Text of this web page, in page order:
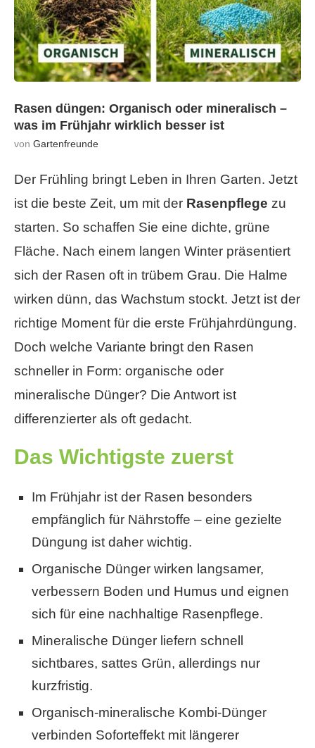
Rasen düngen: Organisch oder mineralisch –
was im Frühjahr wirklich besser ist
von Gartenfreunde
Der Frühling bringt Leben in Ihren Garten. Jetzt
ist die beste Zeit, um mit der Rasenpflege zu
starten. So schaffen Sie eine dichte, grüne
Fläche. Nach einem langen Winter präsentiert
sich der Rasen oft in trübem Grau. Die Halme
wirken dünn, das Wachstum stockt. Jetzt ist der
richtige Moment für die erste Frühjahrdüngung.
Doch welche Variante bringt den Rasen
schneller in Form: organische oder
mineralische Dünger? Die Antwort ist
differenzierter als oft gedacht.
Das Wichtigste zuerst
Im Frühjahr ist der Rasen besonders
empfänglich für Nährstoffe – eine gezielte
Düngung ist daher wichtig.
Organische Dünger wirken langsamer,
verbessern Boden und Humus und eignen
sich für eine nachhaltige Rasenpflege.
Mineralische Dünger liefern schnell
sichtbares, sattes Grün, allerdings nur
kurzfristig.
Organisch-mineralische Kombi-Dünger
verbinden Soforteffekt mit längerer